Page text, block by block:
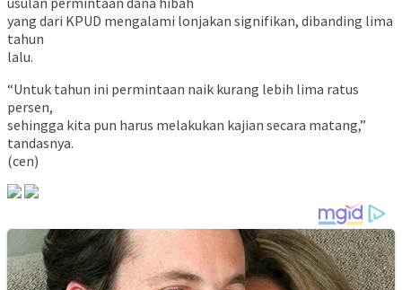
yang dari KPUD mengalami lonjakan signifikan, dibanding lima
tahun
lalu.
“Untuk tahun ini permintaan naik kurang lebih lima ratus
persen,
sehingga kita pun harus melakukan kajian secara matang,”
tandasnya.
(cen)